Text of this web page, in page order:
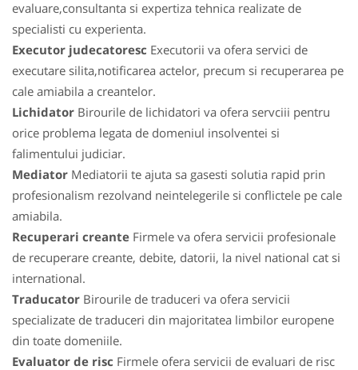
evaluare,consultanta si expertiza tehnica realizate de
specialisti cu experienta.
Executor judecatoresc Executorii va ofera servici de
executare silita,notificarea actelor, precum si recuperarea pe
cale amiabila a creantelor.
Lichidator Birourile de lichidatori va ofera servciii pentru
orice problema legata de domeniul insolventei si
falimentului judiciar.
Mediator Mediatorii te ajuta sa gasesti solutia rapid prin
profesionalism rezolvand neintelegerile si conflictele pe cale
amiabila.
Recuperari creante Firmele va ofera servicii profesionale
de recuperare creante, debite, datorii, la nivel national cat si
international.
Traducator Birourile de traduceri va ofera servicii
specializate de traduceri din majoritatea limbilor europene
din toate domeniile.
Evaluator de risc Firmele ofera servicii de evaluari de risc